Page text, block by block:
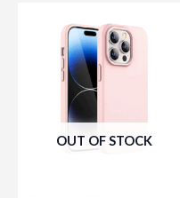
OUT OF STOCK